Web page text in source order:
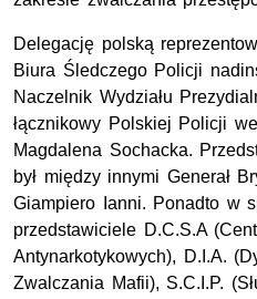
Delegację polską
Biura Śledczego Policji
Naczelnik Wydziału
łącznikowy Polskiej Policji
Magdalena Sochacka.
był między innymi Generał
Giampiero Ianni. Ponadto w
przedstawiciele D.C.S.A
Antynarkotykowych), D.I.A.
Zwalczania Mafii), S.C.I.P.